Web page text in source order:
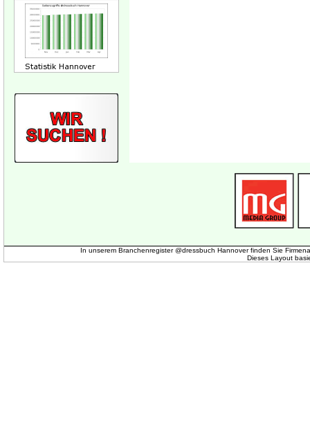
In unserem Branchenregister @dressbuch Hannover finden Sie
Dieses Layout